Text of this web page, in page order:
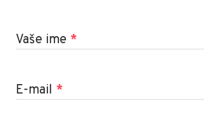
Vaše ime *
E-mail *